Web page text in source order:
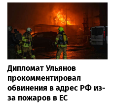
Дипломат Ульянов
прокомментировал
обвинения в адрес РФ из-
за пожаров в ЕС